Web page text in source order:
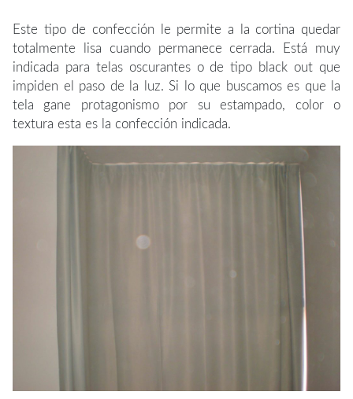
Este tipo de confección le permite a la cortina quedar
totalmente lisa cuando permanece cerrada. Está muy
indicada para telas oscurantes o de tipo black out que
impiden el paso de la luz. Si lo que buscamos es que la
tela gane protagonismo por su estampado, color o
textura esta es la confección indicada.